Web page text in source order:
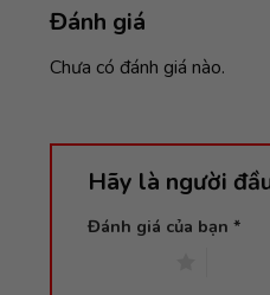
Đánh giá
Chưa có đánh giá nào.
Hãy là người
Đánh giá của bạn *